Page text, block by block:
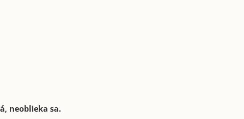
neoblieka sa.